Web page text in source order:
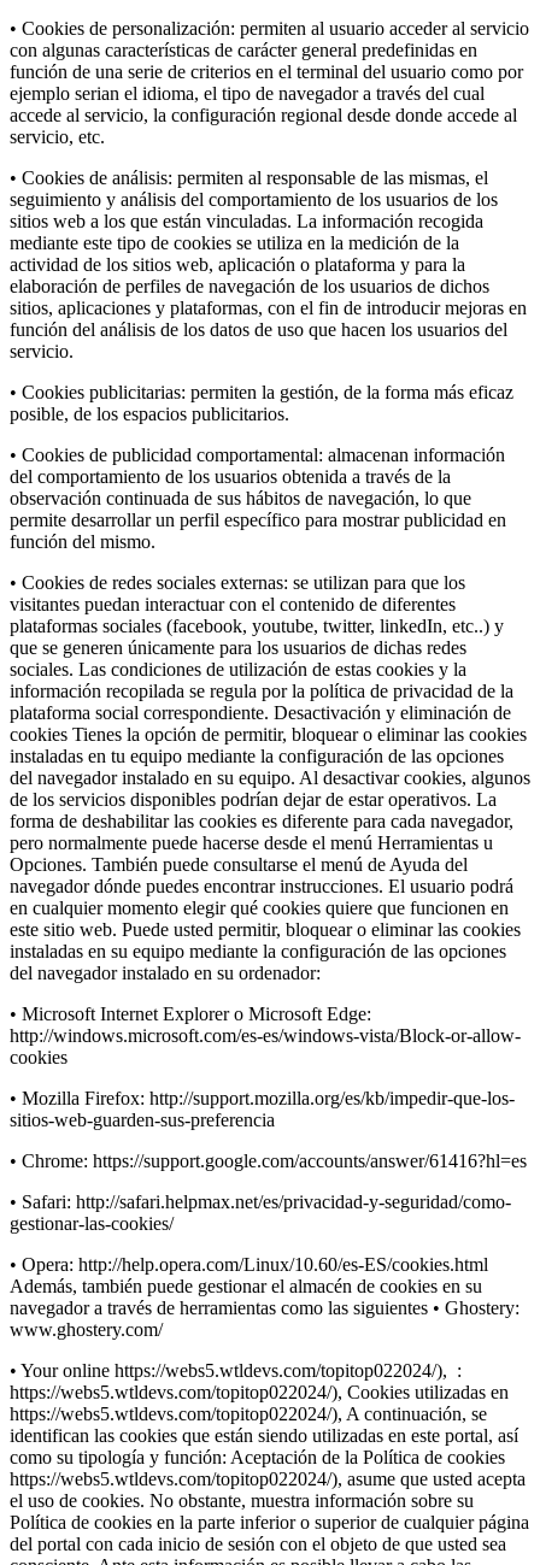
• Cookies de personalización: permiten al usuario acceder al servicio
con algunas características de carácter general predefinidas en
función de una serie de criterios en el terminal del usuario como por
ejemplo serian el idioma, el tipo de navegador a través del cual
accede al servicio, la configuración regional desde donde accede al
servicio, etc.
• Cookies de análisis: permiten al responsable de las mismas, el
seguimiento y análisis del comportamiento de los usuarios de los
sitios web a los que están vinculadas. La información recogida
mediante este tipo de cookies se utiliza en la medición de la
actividad de los sitios web, aplicación o plataforma y para la
elaboración de perfiles de navegación de los usuarios de dichos
sitios, aplicaciones y plataformas, con el fin de introducir mejoras en
función del análisis de los datos de uso que hacen los usuarios del
servicio.
• Cookies publicitarias: permiten la gestión, de la forma más eficaz
posible, de los espacios publicitarios.
• Cookies de publicidad comportamental: almacenan información
del comportamiento de los usuarios obtenida a través de la
observación continuada de sus hábitos de navegación, lo que
permite desarrollar un perfil específico para mostrar publicidad en
función del mismo.
• Cookies de redes sociales externas: se utilizan para que los
visitantes puedan interactuar con el contenido de diferentes
plataformas sociales (facebook, youtube, twitter, linkedIn, etc..) y
que se generen únicamente para los usuarios de dichas redes
sociales. Las condiciones de utilización de estas cookies y la
información recopilada se regula por la política de privacidad de la
plataforma social correspondiente. Desactivación y eliminación de
cookies Tienes la opción de permitir, bloquear o eliminar las cookies
instaladas en tu equipo mediante la configuración de las opciones
del navegador instalado en su equipo. Al desactivar cookies, algunos
de los servicios disponibles podrían dejar de estar operativos. La
forma de deshabilitar las cookies es diferente para cada navegador,
pero normalmente puede hacerse desde el menú Herramientas u
Opciones. También puede consultarse el menú de Ayuda del
navegador dónde puedes encontrar instrucciones. El usuario podrá
en cualquier momento elegir qué cookies quiere que funcionen en
este sitio web. Puede usted permitir, bloquear o eliminar las cookies
instaladas en su equipo mediante la configuración de las opciones
del navegador instalado en su ordenador:
• Microsoft Internet Explorer o Microsoft Edge:
http://windows.microsoft.com/es-es/windows-vista/Block-or-allow-
cookies
• Mozilla Firefox: http://support.mozilla.org/es/kb/impedir-que-los-
sitios-web-guarden-sus-preferencia
• Chrome: https://support.google.com/accounts/answer/61416?hl=es
• Safari: http://safari.helpmax.net/es/privacidad-y-seguridad/como-
gestionar-las-cookies/
• Opera: http://help.opera.com/Linux/10.60/es-ES/cookies.html
Además, también puede gestionar el almacén de cookies en su
navegador a través de herramientas como las siguientes • Ghostery:
www.ghostery.com/
• Your online https://webs5.wtldevs.com/topitop022024/), :
https://webs5.wtldevs.com/topitop022024/), Cookies utilizadas en
https://webs5.wtldevs.com/topitop022024/), A continuación, se
identifican las cookies que están siendo utilizadas en este portal, así
como su tipología y función: Aceptación de la Política de cookies
https://webs5.wtldevs.com/topitop022024/), asume que usted acepta
el uso de cookies. No obstante, muestra información sobre su
Política de cookies en la parte inferior o superior de cualquier página
del portal con cada inicio de sesión con el objeto de que usted sea